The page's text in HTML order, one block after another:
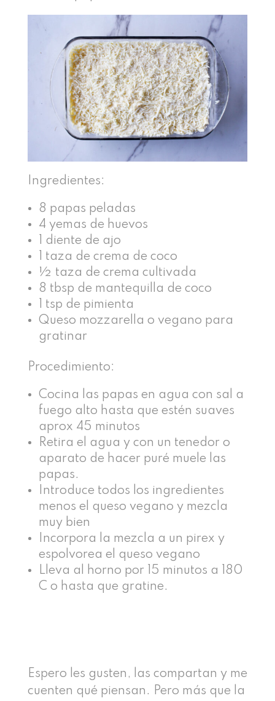
Ingredientes:
8 papas peladas
4 yemas de huevos
1 diente de ajo
1 taza de crema de coco
½ taza de crema cultivada
8 tbsp de mantequilla de coco
1 tsp de pimienta
Queso mozzarella o vegano para
gratinar
Procedimiento:
Cocina las papas en agua con sal a
fuego alto hasta que estén suaves
aprox 45 minutos
Retira el agua y con un tenedor o
aparato de hacer puré muele las
papas.
Introduce todos los ingredientes
menos el queso vegano y mezcla
muy bien
Incorpora la mezcla a un pirex y
espolvorea el queso vegano
Lleva al horno por 15 minutos a 180
C o hasta que gratine.
Espero les gusten, las compartan y me
cuenten qué piensan. Pero más que la